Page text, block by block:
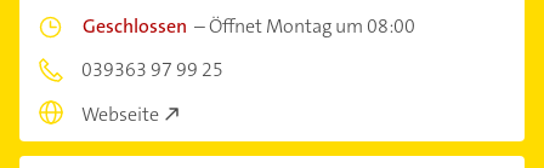
Geschlossen –Öffnet Montag um 08:00
039363 97 99 25
Webseite